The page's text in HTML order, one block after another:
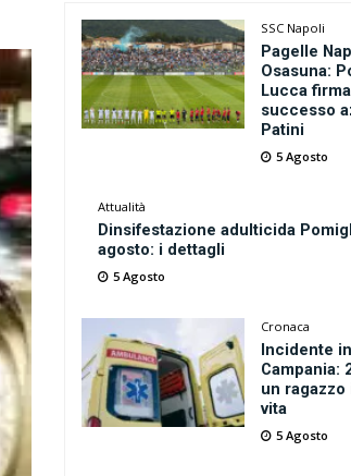
SSC Napoli
Pagelle
Osasuna:
Lucca
successo
Patini
5 Agosto
Attualità
Dinsifestazione adulticida
agosto: i dettagli
5 Agosto
Cronaca
Incidente in
Campania:
un ragazzo
vita
5 Agosto